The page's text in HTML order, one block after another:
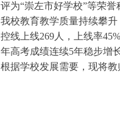
评为“崇左市好学校”等荣誉
我校教育教学质量持续攀
控线上线269人，上线率
年高考成绩连续5年稳步增
根据学校发展需要，现将教